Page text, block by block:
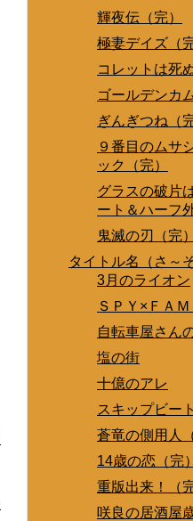
輝夜伝（完）
極妻デイズ（完
コレットは死
ゴールデンカ
ぎんぎつね（完
９番目のムサ
ック（完）
グラスの破片
ート＆ハーフ
鬼滅の刃（完）
タイトル名（さ～
3月のライオン
ＳＰＹ×ＦＡＭ
自転車屋さん
塩の街
十億のアレ
スキップビート
蒼竜の側用人
14歳の恋（完）
重版出来！（完
咲良の居酒屋